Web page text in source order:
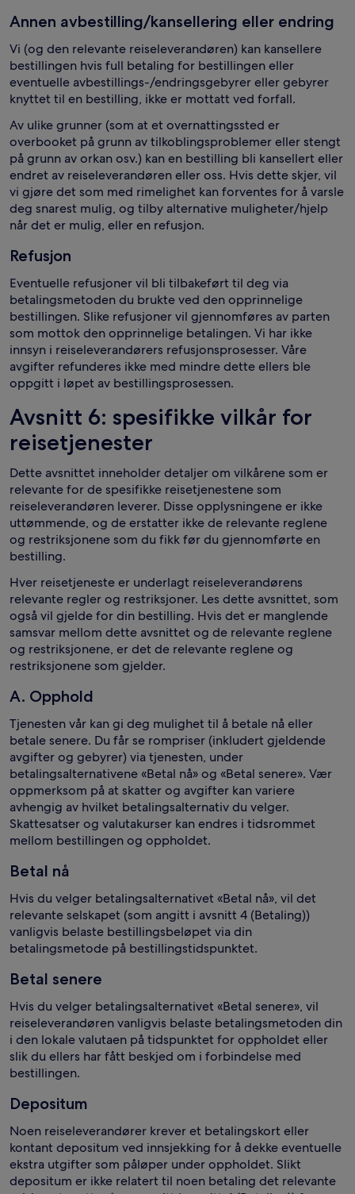
Annen avbestilling/kansellering eller endring
Vi (og den relevante reiseleverandøren) kan kansellere
bestillingen hvis full betaling for bestillingen eller
eventuelle avbestillings-/endringsgebyrer eller gebyrer
knyttet til en bestilling, ikke er mottatt ved forfall.
Av ulike grunner (som at et overnattingssted er
overbooket på grunn av tilkoblingsproblemer eller stengt
på grunn av orkan osv.) kan en bestilling bli kansellert eller
endret av reiseleverandøren eller oss. Hvis dette skjer, vil
vi gjøre det som med rimelighet kan forventes for å varsle
deg snarest mulig, og tilby alternative muligheter/hjelp
når det er mulig, eller en refusjon.
Refusjon
Eventuelle refusjoner vil bli tilbakeført til deg via
betalingsmetoden du brukte ved den opprinnelige
bestillingen. Slike refusjoner vil gjennomføres av parten
som mottok den opprinnelige betalingen. Vi har ikke
innsyn i reiseleverandørers refusjonsprosesser. Våre
avgifter refunderes ikke med mindre dette ellers ble
oppgitt i løpet av bestillingsprosessen.
Avsnitt 6: spesifikke vilkår for
reisetjenester
Dette avsnittet inneholder detaljer om vilkårene som er
relevante for de spesifikke reisetjenestene som
reiseleverandøren leverer. Disse opplysningene er ikke
uttømmende, og de erstatter ikke de relevante reglene
og restriksjonene som du fikk før du gjennomførte en
bestilling.
Hver reisetjeneste er underlagt reiseleverandørens
relevante regler og restriksjoner. Les dette avsnittet, som
også vil gjelde for din bestilling. Hvis det er manglende
samsvar mellom dette avsnittet og de relevante reglene
og restriksjonene, er det de relevante reglene og
restriksjonene som gjelder.
A. Opphold
Tjenesten vår kan gi deg mulighet til å betale nå eller
betale senere. Du får se rompriser (inkludert gjeldende
avgifter og gebyrer) via tjenesten, under
betalingsalternativene «Betal nå» og «Betal senere». Vær
oppmerksom på at skatter og avgifter kan variere
avhengig av hvilket betalingsalternativ du velger.
Skattesatser og valutakurser kan endres i tidsrommet
mellom bestillingen og oppholdet.
Betal nå
Hvis du velger betalingsalternativet «Betal nå», vil det
relevante selskapet (som angitt i avsnitt 4 (Betaling))
vanligvis belaste bestillingsbeløpet via din
betalingsmetode på bestillingstidspunktet.
Betal senere
Hvis du velger betalingsalternativet «Betal senere», vil
reiseleverandøren vanligvis belaste betalingsmetoden din
i den lokale valutaen på tidspunktet for oppholdet eller
slik du ellers har fått beskjed om i forbindelse med
bestillingen.
Depositum
Noen reiseleverandører krever et betalingskort eller
kontant depositum ved innsjekking for å dekke eventuelle
ekstra utgifter som påløper under oppholdet. Slikt
depositum er ikke relatert til noen betaling det relevante